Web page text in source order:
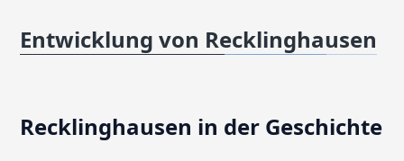
Entwicklung von Recklinghausen
Recklinghausen in der Geschichte